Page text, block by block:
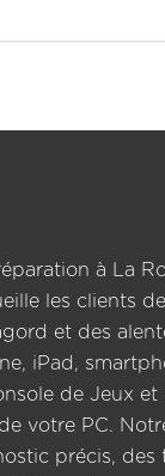
à La
les clients
et des
iPad,
de Jeux
votre PC.
précis, des